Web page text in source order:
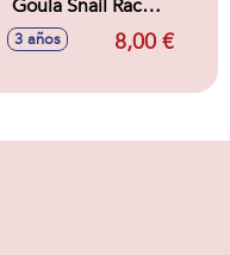
Goula Snail Race.
Ayuda a los
caracoles a llegar a
3 años 8,00 €